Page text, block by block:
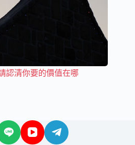
認清你要的價值在哪